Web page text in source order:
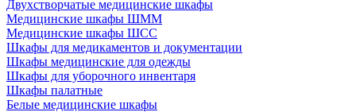
Двухстворчатые медицинские шкафы
Медицинские шкафы ШММ
Медицинские шкафы ШСС
Шкафы для медикаментов и документации
Шкафы медицинские для одежды
Шкафы для уборочного инвентаря
Шкафы палатные
Белые медицинские шкафы